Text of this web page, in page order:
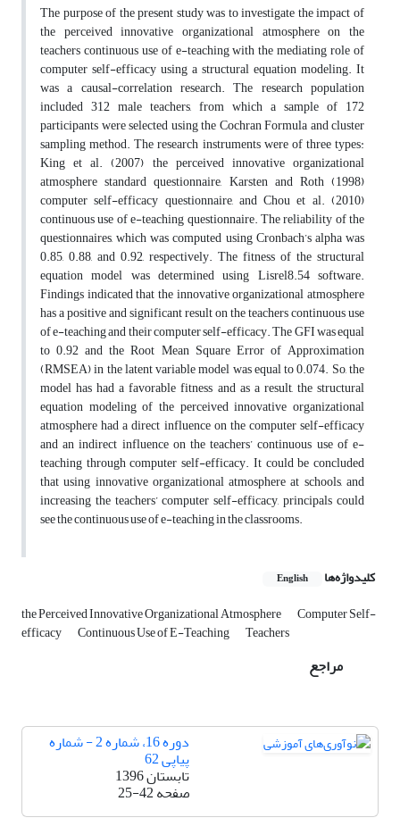
The purpose of the present study was to investigate the impact of
the perceived innovative organizational atmosphere on the
teachers continuous use of e-teaching with the mediating role of
computer self-efficacy using a structural equation modeling. It
was a causal-correlation research. The research population
included 312 male teachers, from which a sample of 172
participants were selected using the Cochran Formula and cluster
sampling method. The research instruments were of three types:
King et al. (2007) the perceived innovative organizational
atmosphere standard questionnaire, Karsten and Roth (1998)
computer self-efficacy questionnaire, and Chou et al. (2010)
continuous use of e-teaching questionnaire. The reliability of the
questionnaires, which was computed using Cronbach’s alpha was
0.85, 0.88, and 0.92, respectively. The fitness of the structural
equation model was determined using Lisrel8.54 software.
Findings indicated that the innovative organizational atmosphere
has a positive and significant result on the teachers continuous use
of e-teaching and their computer self-efficacy. The GFI was equal
to 0.92 and the Root Mean Square Error of Approximation
(RMSEA) in the latent variable model was equal to 0.074. So, the
model has had a favorable fitness and as a result, the structural
equation modeling of the perceived innovative organizational
atmosphere had a direct influence on the computer self-efficacy
and an indirect influence on the teachers’ continuous use of e-
teaching through computer self-efficacy. It could be concluded
that using innovative organizational atmosphere at schools, and
increasing the teachers’ computer self-efficacy, principals could
see the continuous use of e-teaching in the classrooms.
کلیدواژه‌ها English
the Perceived Innovative Organizational Atmosphere Computer Self-
efficacy Continuous Use of E-Teaching Teachers
مراجع
دوره 16، شماره 2 - شماره
پیاپی 62
تابستان 1396
صفحه25-42